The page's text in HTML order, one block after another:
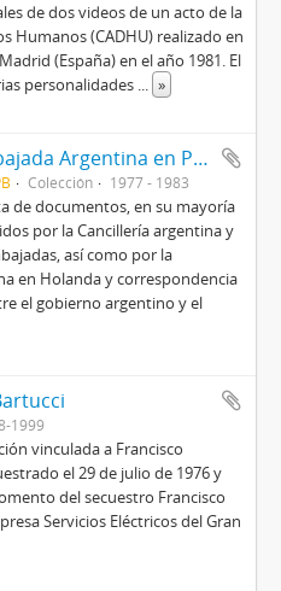
de dos videos de un acto de la
Humanos (CADHU) realizado en
(España) en el año 1981. El
personalidades ... »
Colección Embajada Argentina en Países Bajos
Colección 1977 - 1983
de documentos, en su mayoría
por la Cancillería argentina y
así como por la
en Holanda y correspondencia
el gobierno argentino y el
1999
vinculada a Francisco
el 29 de julio de 1976 y
del secuestro Francisco
Servicios Eléctricos del Gran